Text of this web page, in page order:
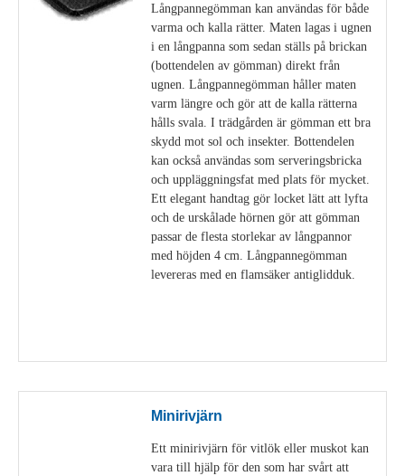
Långpannegömman kan användas för både
varma och kalla rätter. Maten lagas i ugnen
i en långpanna som sedan ställs på brickan
(bottendelen av gömman) direkt från
ugnen. Långpannegömman håller maten
varm längre och gör att de kalla rätterna
hålls svala. I trädgården är gömman ett bra
skydd mot sol och insekter. Bottendelen
kan också användas som serveringsbricka
och uppläggningsfat med plats för mycket.
Ett elegant handtag gör locket lätt att lyfta
och de urskålade hörnen gör att gömman
passar de flesta storlekar av långpannor
med höjden 4 cm. Långpannegömman
levereras med en flamsäker antiglidduk.
Minirivjärn
Ett minirivjärn för vitlök eller muskot kan
vara till hjälp för den som har svårt att